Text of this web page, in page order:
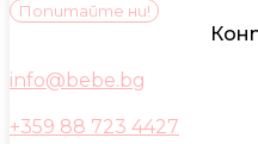
Попитайте ни!
info@bebe.bg
+359 88 723 4427